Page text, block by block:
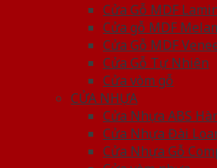
Cửa Gỗ MDF
Cửa gỗ MDF
Cửa Gỗ MDF
Cửa Gỗ Tự Nhiên
Cửa vòm gỗ
CỬA NHỰA
Cửa Nhựa ABS
Cửa Nhựa Đài
Cửa Nhựa Gỗ